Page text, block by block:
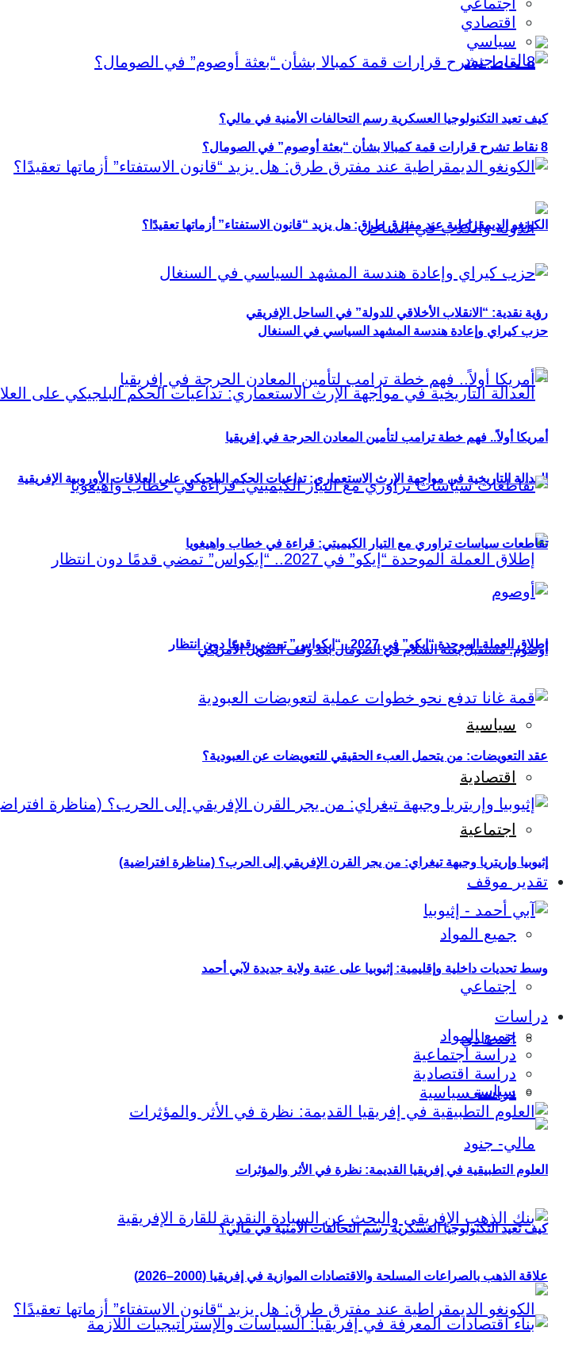
8 نقاط تشرح قرارات قمة كمبالا بشأن “بعثة أوصوم” في الصومال؟
رؤية نقدية: “الانقلاب الأخلاقي للدولة” في الساحل الإفريقي
العدالة التاريخية في مواجهة الإرث الاستعماري: تداعيات الحكم البلجيكي على العلاقات الأوروبية الإفريقية
إطلاق العملة الموحدة “إيكو” في 2027.. “إيكواس” تمضي قدمًا دون انتظار
سياسية
اقتصادية
اجتماعية
تقدير موقف
جميع المواد
اجتماعي
اقتصادي
سياسي
كيف تعيد التكنولوجيا العسكرية رسم التحالفات الأمنية في مالي؟
اقتصادي
سياسي
كيف تعيد التكنولوجيا العسكرية رسم التحالفات الأمنية في مالي؟
الكونغو الديمقراطية عند مفترق طرق: هل يزيد “قانون الاستفتاء” أزماتها تعقيدًا؟
حزب كيراي وإعادة هندسة المشهد السياسي في السنغال
أمريكا أولاً.. فهم خطة ترامب لتأمين المعادن الحرجة في إفريقيا
تقاطعات سياسات تراوري مع التيار الكيميتي: قراءة في خطاب واهيغويا
أوصوم: مستقبل بعثة السلام في الصومال بعد وقف التمويل الأمريكي
عقد التعويضات: من يتحمل العبء الحقيقي للتعويضات عن العبودية؟
إثيوبيا وإريتريا وجبهة تيغراي: من يجر القرن الإفريقي إلى الحرب؟ (مناظرة افتراضية)
وسط تحديات داخلية وإقليمية: إثيوبيا على عتبة ولاية جديدة لآبي أحمد
دراسات
جميع المواد
دراسة اجتماعية
دراسة اقتصادية
دراسة سياسية
العلوم التطبيقية في إفريقيا القديمة: نظرة في الأثر والمؤثرات
علاقة الذهب بالصراعات المسلحة والاقتصادات الموازية في إفريقيا (2000–2026)